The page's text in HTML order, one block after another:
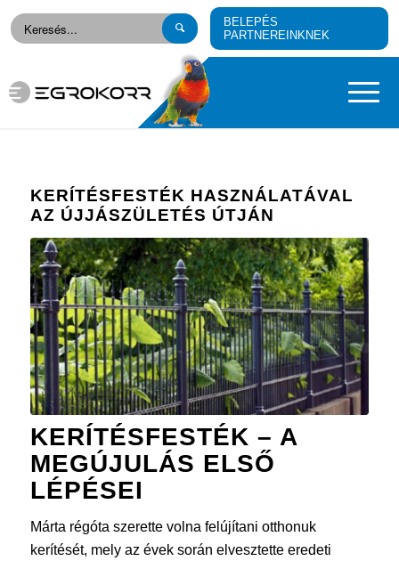
BELEPÉS
PARTNEREINKNEK
KERÍTÉSFESTÉK HASZNÁLATÁVAL
AZ ÚJJÁSZÜLETÉS ÚTJÁN
KERÍTÉSFESTÉK – A
MEGÚJULÁS ELSŐ
LÉPÉSEI
Márta régóta szerette volna felújítani otthonuk
kerítését, mely az évek során elvesztette eredeti